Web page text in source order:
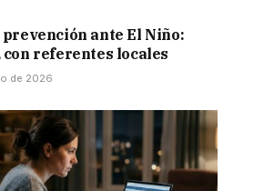
prevención ante El Niño:
con referentes locales
de 2026